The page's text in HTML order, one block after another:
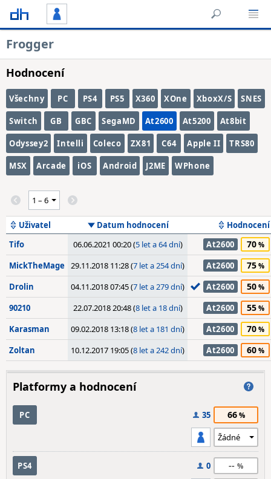
Frogger
Hodnocení
Všechny PC PS4 PS5 X360 XOne XboxX/S SNES
Switch GB GBC SegaMD At2600 At5200 At8bit
Odyssey2 Intelli Coleco ZX81 C64 Apple II TRS80
MSX Arcade iOS Android J2ME WPhone
Uživatel Datum hodnocení
Hodnocení
Tifo
06.06.2021 00:20 (5 let a 64 dní) At2600 70
MickTheMage 29.11.2018 11:28 (7 let a 254 dní) At2600 75
Drolin 04.11.2018 07:45 (7 let a 279 dní) At2600 50
90210 22.07.2018 20:48 (8 let a 18 dní) At2600 55
Karasman 09.02.2018 13:18 (8 let a 181 dní) At2600 70
Zoltan 10.12.2017 19:05 (8 let a 242 dní) At2600 60
Platformy a hodnocení
PC 35 66
PS4 0 --